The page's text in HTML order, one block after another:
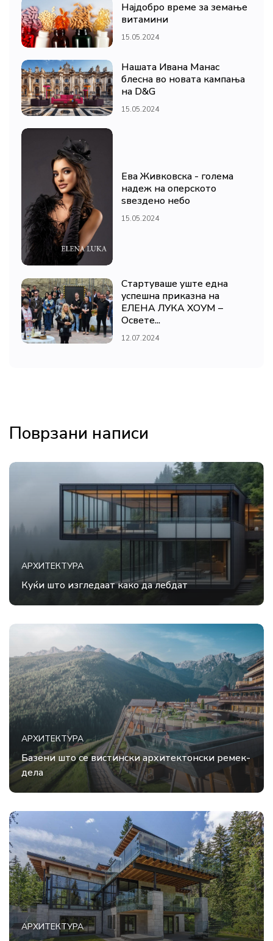
Најдобро време за земање
витамини
15.05.2024
Нашата Ивана Манас
блесна во новата кампања
на D&G
15.05.2024
Ева Живковска - голема
надеж на оперското
ѕвездено небо
15.05.2024
Стартуваше уште една
успешна приказна на
ЕЛЕНА ЛУКА ХОУМ –
Освете...
12.07.2024
Поврзани написи
АРХИТЕКТУРА
Куќи што изгледаат како да лебдат
АРХИТЕКТУРА
Базени што се вистински архитектонски ремек-
дела
АРХИТЕКТУРА